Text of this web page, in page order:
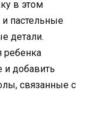
в этом
пастельные
детали.
ребенка
добавить
связанные с